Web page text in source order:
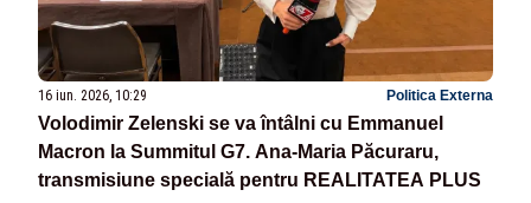
16 iun. 2026, 10:29 Politica Externa
Volodimir Zelenski se va întâlni cu Emmanuel
Macron la Summitul G7. Ana-Maria Păcuraru,
transmisiune specială pentru REALITATEA PLUS